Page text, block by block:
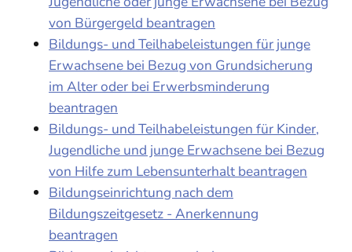
von Bürgergeld beantragen
Bildungs- und Teilhabeleistungen für junge
Erwachsene bei Bezug von Grundsicherung
im Alter oder bei Erwerbsminderung
beantragen
Bildungs- und Teilhabeleistungen für Kinder,
Jugendliche und junge Erwachsene bei Bezug
von Hilfe zum Lebensunterhalt beantragen
Bildungseinrichtung nach dem
Bildungszeitgesetz - Anerkennung
beantragen